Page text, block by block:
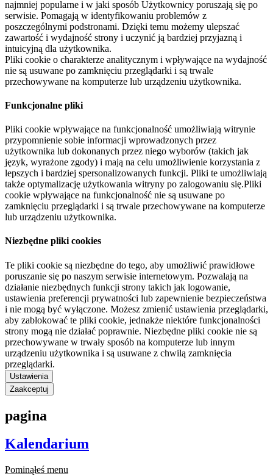
najmniej popularne i w jaki sposób Użytkownicy poruszają się po
serwisie. Pomagają w identyfikowaniu problemów z
poszczególnymi podstronami. Dzięki temu możemy ulepszać
zawartość i wydajność strony i uczynić ją bardziej przyjazną i
intuicyjną dla użytkownika.
Pliki cookie o charakterze analitycznym i wpływające na wydajność
nie są usuwane po zamknięciu przeglądarki i są trwale
przechowywane na komputerze lub urządzeniu użytkownika.
Funkcjonalne pliki
Pliki cookie wpływające na funkcjonalność umożliwiają witrynie
przypomnienie sobie informacji wprowadzonych przez
użytkownika lub dokonanych przez niego wyborów (takich jak
język, wyrażone zgody) i mają na celu umożliwienie korzystania z
lepszych i bardziej spersonalizowanych funkcji. Pliki te umożliwiają
także optymalizację użytkowania witryny po zalogowaniu się.Pliki
cookie wpływające na funkcjonalność nie są usuwane po
zamknięciu przeglądarki i są trwale przechowywane na komputerze
lub urządzeniu użytkownika.
Niezbędne pliki cookies
Te pliki cookie są niezbędne do tego, aby umożliwić prawidłowe
poruszanie się po naszym serwisie internetowym. Pozwalają na
działanie niezbędnych funkcji strony takich jak logowanie,
ustawienia preferencji prywatności lub zapewnienie bezpieczeństwa
i nie mogą być wyłączone. Możesz zmienić ustawienia przeglądarki,
aby zablokować te pliki cookie, jednakże niektóre funkcjonalności
strony mogą nie działać poprawnie. Niezbędne pliki cookie nie są
przechowywane w trwały sposób na komputerze lub innym
urządzeniu użytkownika i są usuwane z chwilą zamknięcia
przeglądarki.
Ustawienia
Zaakceptuj
pagina
Kalendarium
Pominąłeś menu